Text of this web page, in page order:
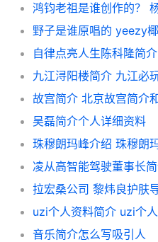
鸿钧老祖是谁创作的？
野子是谁原唱的 yeezy
自律点亮人生陈科隆简介
九江浔阳楼简介 九江必
故宫简介 北京故宫简介
吴磊简介个人详细资料
珠穆朗玛峰介绍 珠穆朗
凌从高智能驾驶董事长
拉宏桑公司 黎炜良护肤
uzi个人资料简介 uzi个
音乐简介怎么写吸引人